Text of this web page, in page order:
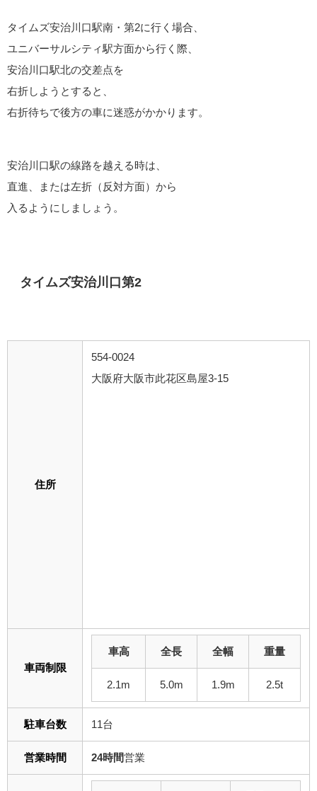
タイムズ安治川口駅南・第2に行く場合、
ユニバーサルシティ駅方面から行く際、
安治川口駅北の交差点を
右折しようとすると、
右折待ちで後方の車に迷惑がかかります。
安治川口駅の線路を越える時は、
直進、または左折（反対方面）から
入るようにしましょう。
タイムズ安治川口第2
住所
554-0024
大阪府大阪市此花区島屋3-15
車両制限
車高 全長 全幅 重量
2.1m 5.0m 1.9m 2.5t
駐車台数 11台
営業時間 24時間営業